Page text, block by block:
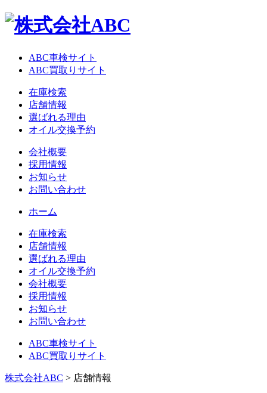
ABC車検サイト
ABC買取りサイト
在庫検索
店舗情報
選ばれる理由
オイル交換予約
会社概要
採用情報
お知らせ
お問い合わせ
ホーム
在庫検索
店舗情報
選ばれる理由
オイル交換予約
会社概要
採用情報
お知らせ
お問い合わせ
ABC車検サイト
ABC買取りサイト
株式会社ABC > 店舗情報